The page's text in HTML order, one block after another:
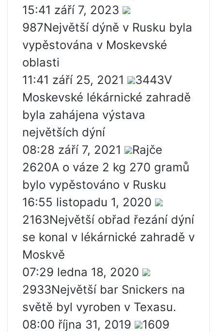
15:41 září 7, 2023
987Největší dýně v Rusku byla
vypěstována v Moskevské
oblasti
11:41 září 25, 2021
3443V
Moskevské lékárnické zahradě
byla zahájena výstava
největších dýní
08:28 září 7, 2021
Rajče
2620A o váze 2 kg 270 gramů
bylo vypěstováno v Rusku
16:55 listopadu 1, 2020
2163Největší obřad řezání dýní
se konal v lékárnické zahradě v
Moskvě
07:29 ledna 18, 2020
2933Největší bar Snickers na
světě byl vyroben v Texasu.
08:00 října 31, 2019
1609